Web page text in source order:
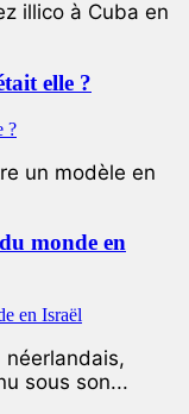
illico à Cuba en
elle ?
un modèle en
monde en
sous son...